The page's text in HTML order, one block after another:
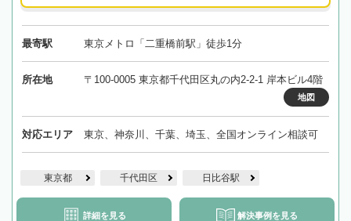
最寄駅 東京メトロ「二重橋前駅」徒歩1分
所在地 〒100-0005 東京都千代田区丸の内2-2-1 岸本ビル4階
地図
対応エリア 東京、神奈川、千葉、埼玉、全国オンライン相談可
東京都 千代田区 日比谷駅
詳細を見る 解決事例を見る